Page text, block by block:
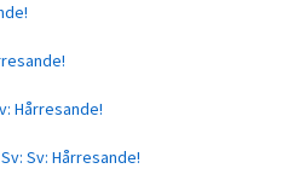
Hårresande!
Sv: Hårresande!